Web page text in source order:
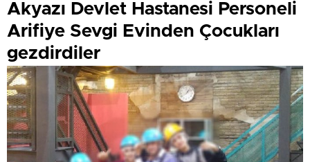
Akyazı Devlet Hastanesi Personeli
Arifiye Sevgi Evinden Çocukları
gezdirdiler